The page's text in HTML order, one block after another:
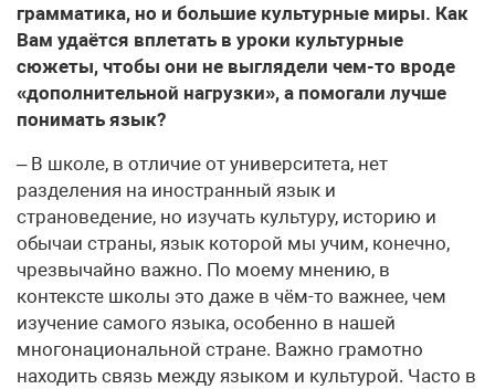
грамматика, но и большие культурные миры. Как
Вам удаётся вплетать в уроки культурные
сюжеты, чтобы они не выглядели чем-то вроде
«дополнительной нагрузки», а помогали лучше
понимать язык?
– В школе, в отличие от университета, нет
разделения на иностранный язык и
страноведение, но изучать культуру, историю и
обычаи страны, язык которой мы учим, конечно,
чрезвычайно важно. По моему мнению, в
контексте школы это даже в чём-то важнее, чем
изучение самого языка, особенно в нашей
многонациональной стране. Важно грамотно
находить связь между языком и культурой. Часто в